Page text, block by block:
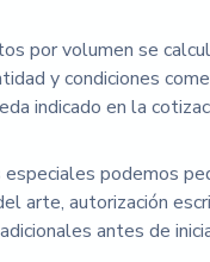
por volumen se
y condiciones
indicado en la
especiales podemos
arte, autorización
antes de